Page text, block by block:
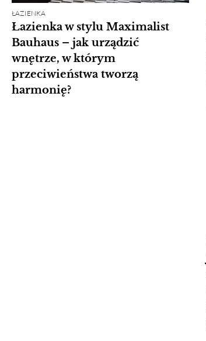
ŁAZIENKA
Łazienka w stylu Maximalist
Bauhaus – jak urządzić
wnętrze, w którym
przeciwieństwa tworzą
harmonię?